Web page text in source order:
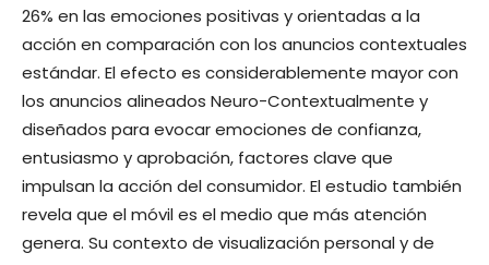
26% en las emociones positivas y orientadas a la
acción en comparación con los anuncios contextuales
estándar. El efecto es considerablemente mayor con
los anuncios alineados Neuro-Contextualmente y
diseñados para evocar emociones de confianza,
entusiasmo y aprobación, factores clave que
impulsan la acción del consumidor. El estudio también
revela que el móvil es el medio que más atención
genera. Su contexto de visualización personal y de